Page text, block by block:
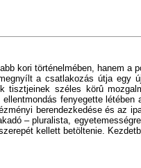
kori történelmében, hanem
a csatlakozás útja egy
tisztjeinek széles körû
fenyegette
berendezkedése és az
– pluralista,
kellett betöltenie.